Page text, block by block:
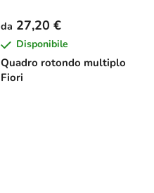
Quadro rotondo multiplo
Fiori
da 27,20 €
Disponibile